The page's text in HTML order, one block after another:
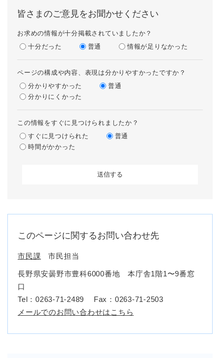
皆さまのご意見をお聞かせください
お求めの情報が十分掲載されていましたか？
十分だった
普通 情報が足りなかった
ページの構成や内容、表現は分かりやすかったですか？
分かりやすかった
普通
分かりにくかった
この情報をすぐに見つけられましたか？
すぐに見つけられた
普通
時間がかかった
このページに関するお問い合わせ先
市民課 市民担当
長野県安曇野市豊科6000番地 本庁舎1階1〜9番窓
口
Tel：0263-71-2489
Fax：0263-71-2503
メールでのお問い合わせはこちら